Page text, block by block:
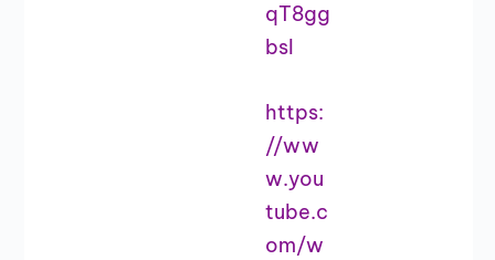
qT8gg
bsI
https:
//ww
w.you
tube.c
om/w